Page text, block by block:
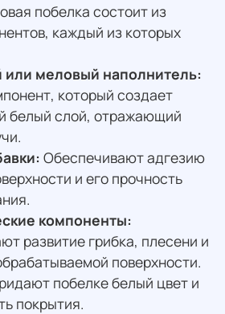
побелка состоит из
каждый из которых
или меловый наполнитель:
который создает
белый слой, отражающий
Обеспечивают адгезию
и его прочность
компоненты:
развитие грибка, плесени и
поверхности.
побелке белый цвет и
покрытия.